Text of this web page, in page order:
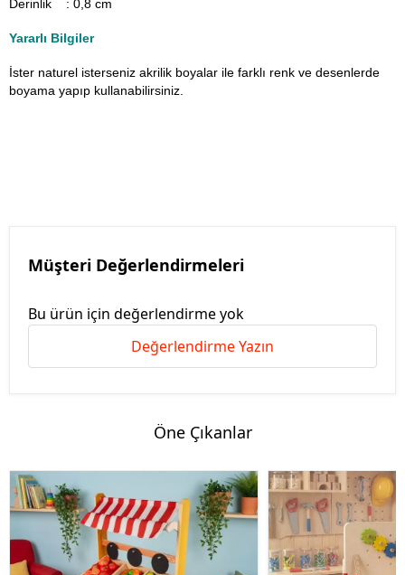
Derinlik : 0,8 cm
Yararlı Bilgiler
İster naturel isterseniz akrilik boyalar ile farklı renk ve desenlerde
boyama yapıp kullanabilirsiniz.
Müşteri Değerlendirmeleri
Bu ürün için değerlendirme yok
Değerlendirme Yazın
Öne Çıkanlar